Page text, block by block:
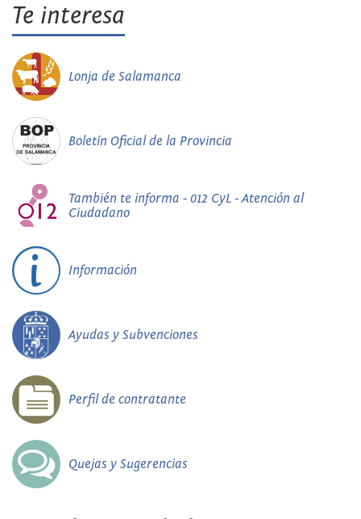
Te interesa
Lonja de Salamanca
Boletín Oficial de la Provincia
También te informa - 012 CyL - Atención al
Ciudadano
Información
Ayudas y Subvenciones
Perfil de contratante
Quejas y Sugerencias